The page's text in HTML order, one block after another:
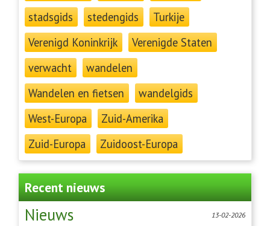
stadsgids
stedengids
Turkije
Verenigd Koninkrijk
Verenigde Staten
verwacht
wandelen
Wandelen en fietsen
wandelgids
West-Europa
Zuid-Amerika
Zuid-Europa
Zuidoost-Europa
Recent nieuws
13-02-2026
Nieuws